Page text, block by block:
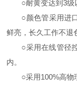
○耐黄变达到3级
○颜色管采用进
鲜亮，长久工作不退
○采用在线管径
内。
○采用100%高